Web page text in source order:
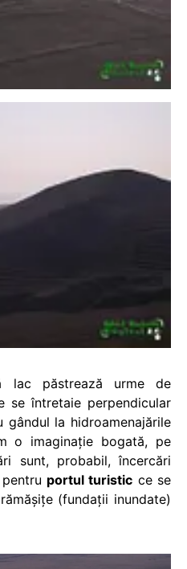
lac păstrează urme de
se întretaie perpendicular
la hidroamenajările
o imaginaţie bogată, pe
sunt, probabil, încercări
portul turistic ce se
(fundaţii inundate)